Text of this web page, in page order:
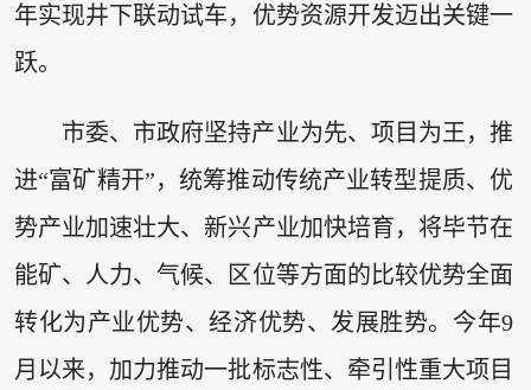
年实现井下联动试车，优势资源开发迈出关键一
跃。
市委、市政府坚持产业为先、项目为王，推
进“富矿精开”，统筹推动传统产业转型提质、优
势产业加速壮大、新兴产业加快培育，将毕节在
能矿、人力、气候、区位等方面的比较优势全面
转化为产业优势、经济优势、发展胜势。今年9
月以来，加力推动一批标志性、牵引性重大项目